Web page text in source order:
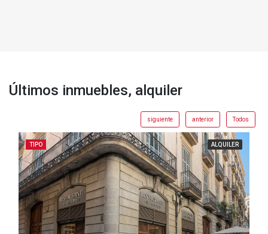
Últimos inmuebles, alquiler
siguiente anterior Todos
ALQUILER
TIPO